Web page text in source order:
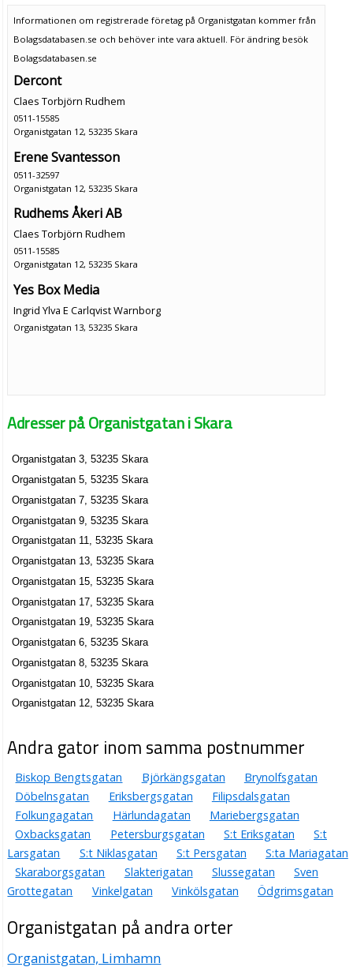
Informationen om registrerade företag på Organistgatan kommer från
Bolagsdatabasen.se och behöver inte vara aktuell. För ändring besök
Bolagsdatabasen.se
Dercont
Claes Torbjörn Rudhem
0511-15585
Organistgatan 12, 53235 Skara
Erene Svantesson
0511-32597
Organistgatan 12, 53235 Skara
Rudhems Åkeri AB
Claes Torbjörn Rudhem
0511-15585
Organistgatan 12, 53235 Skara
Yes Box Media
Ingrid Ylva E Carlqvist Warnborg
Organistgatan 13, 53235 Skara
Adresser på Organistgatan i Skara
Organistgatan 3, 53235 Skara
Organistgatan 5, 53235 Skara
Organistgatan 7, 53235 Skara
Organistgatan 9, 53235 Skara
Organistgatan 11, 53235 Skara
Organistgatan 13, 53235 Skara
Organistgatan 15, 53235 Skara
Organistgatan 17, 53235 Skara
Organistgatan 19, 53235 Skara
Organistgatan 6, 53235 Skara
Organistgatan 8, 53235 Skara
Organistgatan 10, 53235 Skara
Organistgatan 12, 53235 Skara
Andra gator inom samma postnummer
Biskop Bengtsgatan Björkängsgatan
Brynolfsgatan
Döbelnsgatan
Eriksbergsgatan
Filipsdalsgatan
Folkungagatan
Härlundagatan
Mariebergsgatan
Oxbacksgatan
Petersburgsgatan S:t Eriksgatan
S:t
Larsgatan
S:t Niklasgatan S:t Persgatan
S:ta Mariagatan
Skaraborgsgatan
Slakterigatan Slussegatan
Sven
Grottegatan
Vinkelgatan Vinkölsgatan Ödgrimsgatan
Organistgatan på andra orter
Organistgatan, Limhamn